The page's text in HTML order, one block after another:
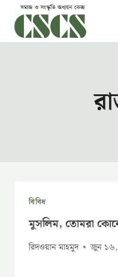
content
বিবিধ
মুসলিম, তোমরা
রিদওয়ান মাহমুদ জুন